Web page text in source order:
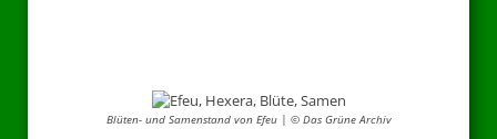
Blüten- und Samenstand von Efeu | © Das Grüne Archiv